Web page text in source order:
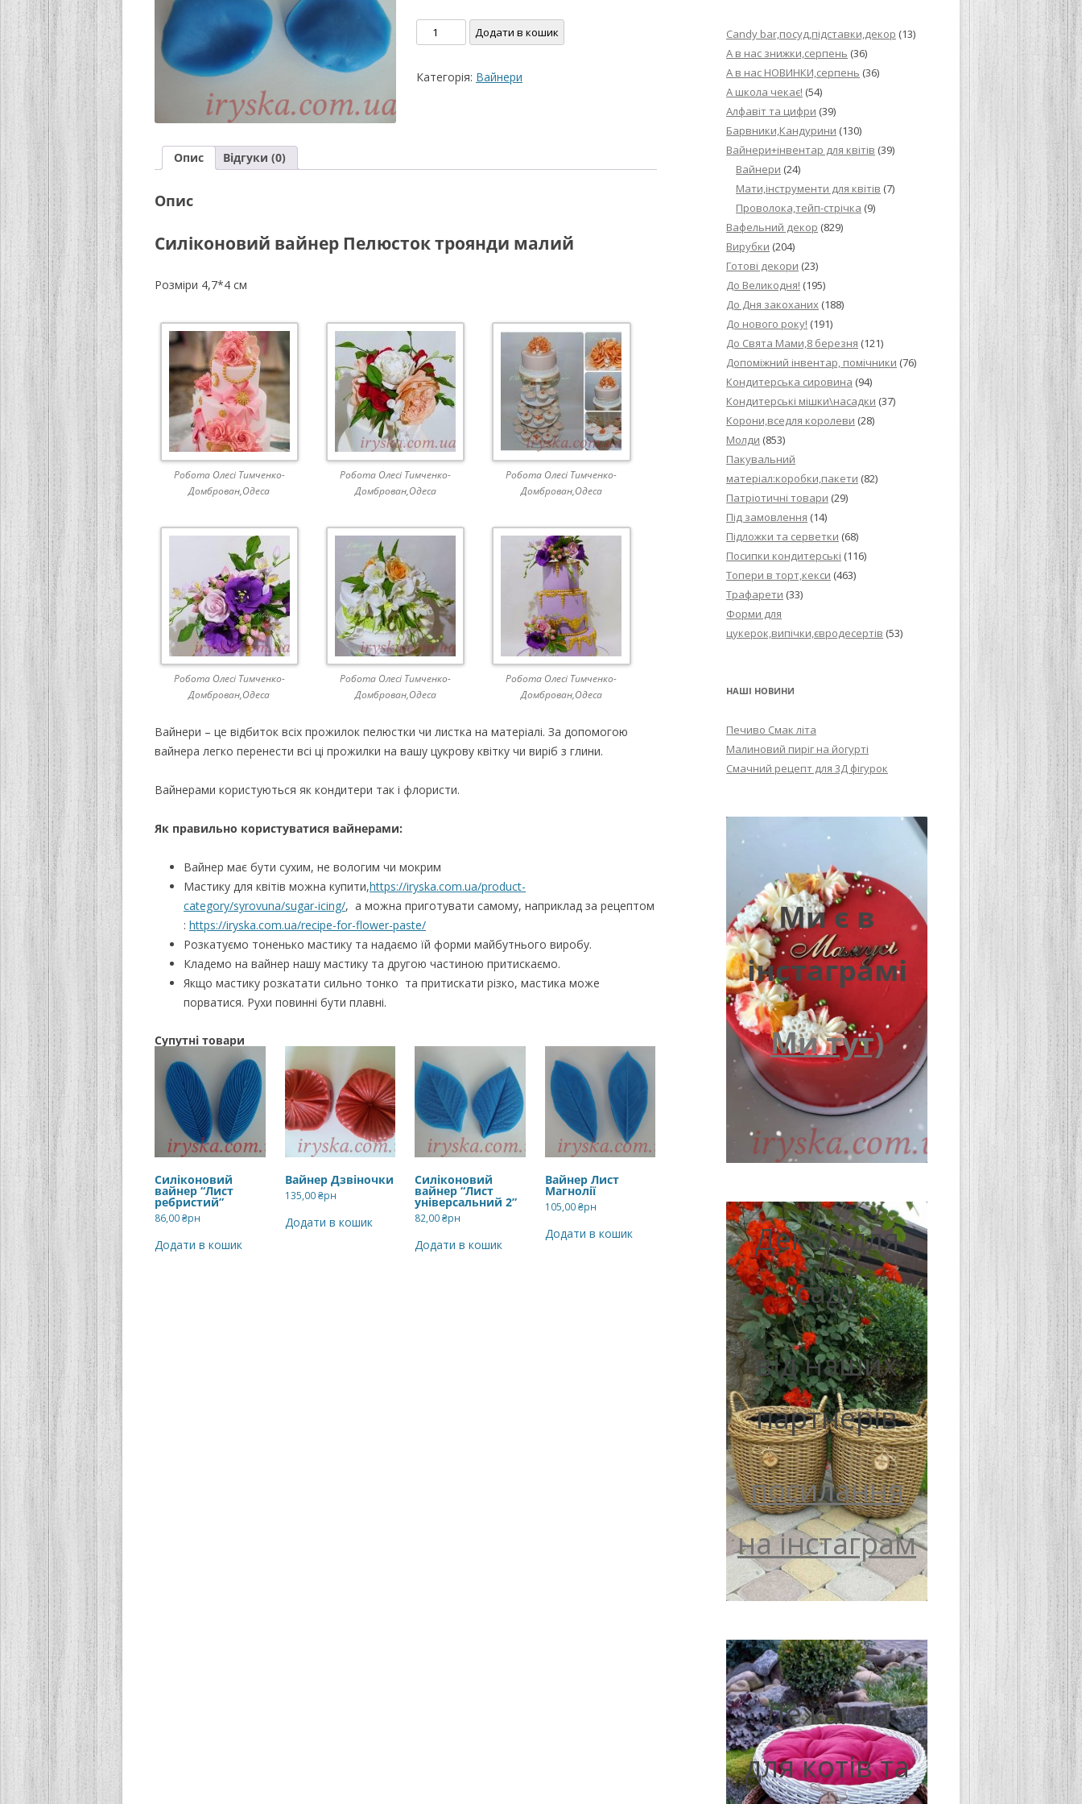
ТОРТУ,РЕЦЕПТ ПРИГОТУВАННЯ
РЕЦЕПТ МАСТИКИ ДЛЯ
ПОКРИТТЯ ТОРТІВ НА ОСНОВІ
РЕЦЕПТ ЛИМОННОГО ПИРОГА З
МИГДАЛЬНЕ ПЕЧИВКО
“ЗГУЩЕНОГО МОЛОКА БАГАТО
НЕ БУВАЄ АБО УЛЮБЛЕНИЙ
ДЕСЕРТ АРГЕНТИНЦІВ”
Силіконовий
вайнер
троянди
Додати в кошик
Категорія: Вайнери
Опис Відгуки (0)
Опис
Силіконовий вайнер Пелюсток троянди малий
Розміри 4,7*4 см
Робота Олесі Тимченко-
Домброван,Одеса
Робота Олесі Тимченко-
Домброван,Одеса
Робота Олесі Тимченко-
Домброван,Одеса
Робота Олесі Тимченко-
Домброван,Одеса
Робота Олесі Тимченко-
Домброван,Одеса
Робота Олесі Тимченко-
Домброван,Одеса
Вайнери – це відбиток всіх прожилок пелюстки чи листка на матеріалі. За допомогою
вайнера легко перенести всі ці прожилки на вашу цукрову квітку чи виріб з глини.
Вайнерами користуються як кондитери так і флористи.
Як правильно користуватися вайнерами:
Вайнер має бути сухим, не вологим чи мокрим
Мастику для квітів можна купити,https://iryska.com.ua/product-
category/syrovuna/sugar-icing/, а можна приготувати самому, наприклад за рецептом
: https://iryska.com.ua/recipe-for-flower-paste/
Розкатуємо тоненько мастику та надаємо їй форми майбутнього виробу.
Кладемо на вайнер нашу мастику та другою частиною притискаємо.
Якщо мастику розкатати сильно тонко та притискати різко, мастика може
порватися. Рухи повинні бути плавні.
Супутні товари
Силіконовий
вайнер “Лист
ребристий”
86,00₴рн
Додати в кошик
Вайнер Дзвіночки
135,00₴рн
Додати в кошик
Силіконовий
вайнер “Лист
універсальний 2”
82,00₴рн
Додати в кошик
Вайнер Лист
Магнолії
105,00₴рн
Додати в кошик
Candy bar,посуд,підставки,декор (13)
А в нас знижки,серпень (36)
А в нас НОВИНКИ,серпень (36)
А школа чекає! (54)
Алфавіт та цифри (39)
Барвники,Кандурини (130)
Вайнери+інвентар для квітів (39)
Вайнери (24)
Мати,інструменти для квітів (7)
Проволока,тейп-стрічка (9)
Вафельний декор (829)
Вирубки (204)
Готові декори (23)
До Великодня! (195)
До Дня закоханих (188)
До нового року! (191)
До Свята Мами,8 березня (121)
Допоміжний інвентар, помічники (76)
Кондитерська сировина (94)
Кондитерські мішки\насадки (37)
Корони,вседля королеви (28)
Молди (853)
Пакувальний
матеріал:коробки,пакети (82)
Патріотичні товари (29)
Під замовлення (14)
Підложки та серветки (68)
Посипки кондитерські (116)
Топери в торт,кекси (463)
Трафарети (33)
Форми для
цукерок,випічки,євродесертів (53)
НАШІ НОВИНИ
Печиво Смак літа
Малиновий пиріг на йогурті
Смачний рецепт для 3Д фігурок
Ми є в
інстаграмі
Ми тут)
Декор для
саду
від наших
партнерів
посилання
на інстаграм
Лежанка
для котів та